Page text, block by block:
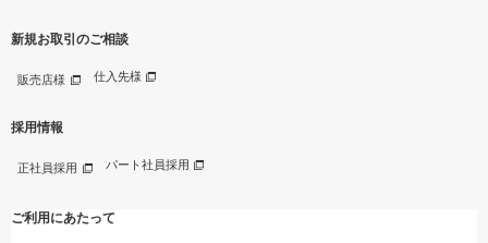
新規お取引のご相談
販売店様 仕入先様
採用情報
正社員採用 パート社員採用
ご利用にあたって